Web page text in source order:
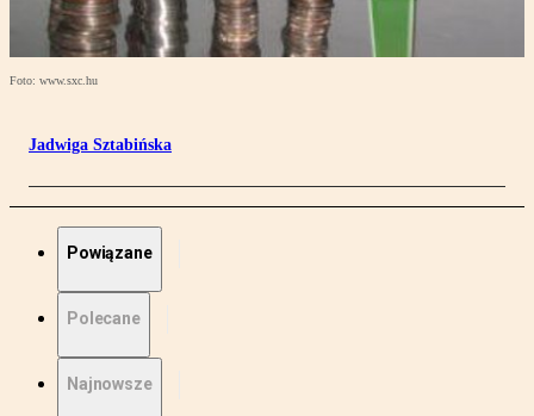
Foto: www.sxc.hu
Jadwiga Sztabińska
Powiązane
Polecane
Najnowsze